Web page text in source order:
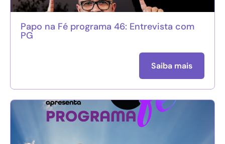
Papo na Fé programa 46: Entrevista com
PG
Saiba mais